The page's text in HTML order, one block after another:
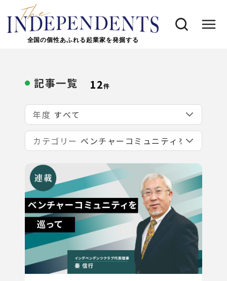
全国の個性あふれる起業家を発掘する
記事一覧 12件
年度
カテゴリー